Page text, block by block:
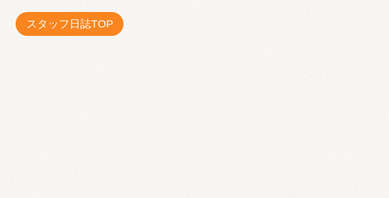
スタッフ日誌TOP